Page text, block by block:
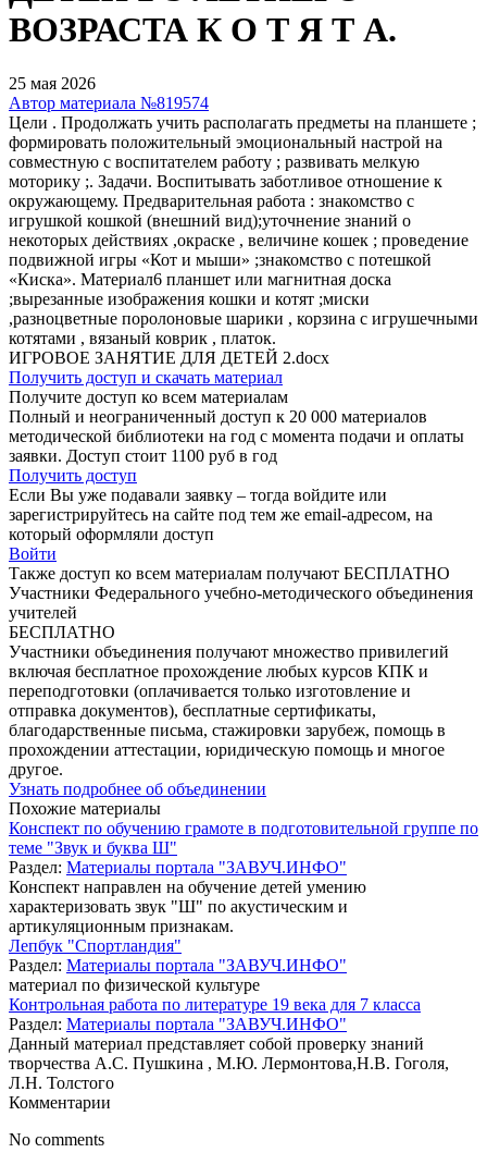
ВОЗРАСТА К О Т Я Т А.
25 мая 2026
Автор материала №819574
Цели . Продолжать учить располагать предметы на планшете ;
формировать положительный эмоциональный настрой на
совместную с воспитателем работу ; развивать мелкую
моторику ;. Задачи. Воспитывать заботливое отношение к
окружающему. Предварительная работа : знакомство с
игрушкой кошкой (внешний вид);уточнение знаний о
некоторых действиях ,окраске , величине кошек ; проведение
подвижной игры «Кот и мыши» ;знакомство с потешкой
«Киска». Материал6 планшет или магнитная доска
;вырезанные изображения кошки и котят ;миски
,разноцветные поролоновые шарики , корзина с игрушечными
котятами , вязаный коврик , платок.
ИГРОВОЕ ЗАНЯТИЕ ДЛЯ ДЕТЕЙ 2.docx
Получить доступ и скачать материал
Получите доступ ко всем материалам
Полный и неограниченный доступ к 20 000 материалов
методической библиотеки на год с момента подачи и оплаты
заявки. Доступ стоит 1100 руб в год
Получить доступ
Если Вы уже подавали заявку – тогда войдите или
зарегистрируйтесь на сайте под тем же email-адресом, на
который оформляли доступ
Войти
Также доступ ко всем материалам получают БЕСПЛАТНО
Участники Федерального учебно-методического объединения
учителей
БЕСПЛАТНО
Участники объединения получают множество привилегий
включая бесплатное прохождение любых курсов КПК и
переподготовки (оплачивается только изготовление и
отправка документов), бесплатные сертификаты,
благодарственные письма, стажировки зарубеж, помощь в
прохождении аттестации, юридическую помощь и многое
другое.
Узнать подробнее об объединении
Похожие материалы
Конспект по обучению грамоте в подготовительной группе по
теме "Звук и буква Ш"
Раздел: Материалы портала "ЗАВУЧ.ИНФО"
Конспект направлен на обучение детей умению
характеризовать звук "Ш" по акустическим и
артикуляционным признакам.
Лепбук "Спортландия"
Раздел: Материалы портала "ЗАВУЧ.ИНФО"
материал по физической культуре
Контрольная работа по литературе 19 века для 7 класса
Раздел: Материалы портала "ЗАВУЧ.ИНФО"
Данный материал представляет собой проверку знаний
творчества А.С. Пушкина , М.Ю. Лермонтова,Н.В. Гоголя,
Л.Н. Толстого
Комментарии
No comments